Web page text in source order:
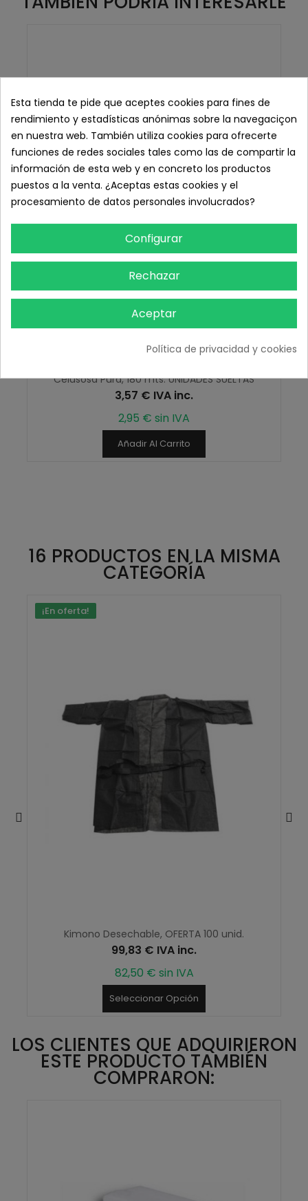
Celusosa Pura, 180 mts. UNIDADES SUELTAS
3,57 € IVA inc.
2,95 € sin IVA
Añadir Al Carrito
16 PRODUCTOS EN LA MISMA
CATEGORÍA
¡En oferta!
Kimono Desechable, OFERTA 100 unid.
99,83 € IVA inc.
82,50 € sin IVA
Seleccionar Opción
LOS CLIENTES QUE ADQUIRIERON
ESTE PRODUCTO TAMBIÉN
COMPRARON:
Esta tienda te pide que aceptes cookies para fines de
rendimiento y estadísticas anónimas sobre la navegaciçon
en nuestra web. También utiliza cookies para ofrecerte
funciones de redes sociales tales como las de compartir la
información de esta web y en concreto los productos
puestos a la venta. ¿Aceptas estas cookies y el
procesamiento de datos personales involucrados?
Configurar
Rechazar
Aceptar
Política de privacidad y cookies